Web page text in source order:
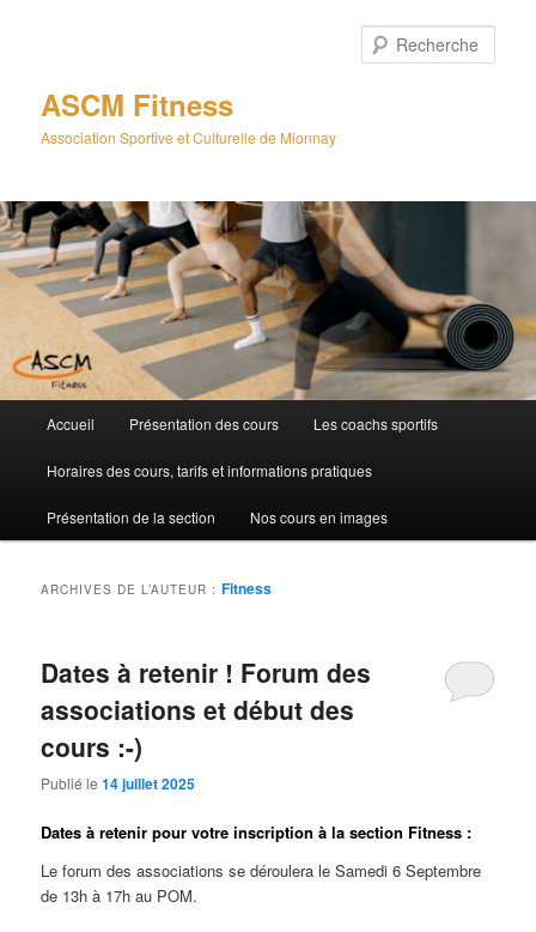
ASCM Fitness
Association Sportive et Culturelle de Mionnay
principal
Accueil Présentation des cours Les coachs sportifs
Horaires des cours, tarifs et informations pratiques
Présentation de la section Nos cours en images
ARCHIVES DE L’AUTEUR :Fitness
Dates à retenir ! Forum des
associations et début des
cours :-)
Publié le14 juillet 2025
Dates à retenir pour votre inscription à la section Fitness :
Le forum des associations se déroulera le Samedi 6 Septembre
de 13h à 17h au POM.